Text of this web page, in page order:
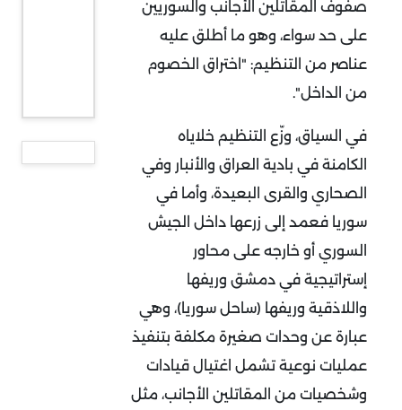
صفوف المقاتلين الأجانب والسوريين
على حد سواء، وهو ما أطلق عليه
عناصر من التنظيم: "اختراق الخصوم
من الداخل"
.
في السياق، وزّع التنظيم خلاياه
الكامنة في بادية العراق والأنبار وفي
الصحاري والقرى البعيدة، وأما في
سوريا فعمد إلى زرعها داخل الجيش
السوري أو خارجه على محاور
إستراتيجية في دمشق وريفها
واللاذقية وريفها (ساحل سوريا)، وهي
عبارة عن وحدات صغيرة مكلفة بتنفيذ
عمليات نوعية تشمل اغتيال قيادات
وشخصيات من المقاتلين الأجانب، مثل